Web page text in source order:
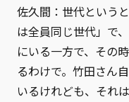
佐久間：世代という
は全員同じ世代」で
にいる一方で、その
るわけで。竹田さん
いるけれども、それ